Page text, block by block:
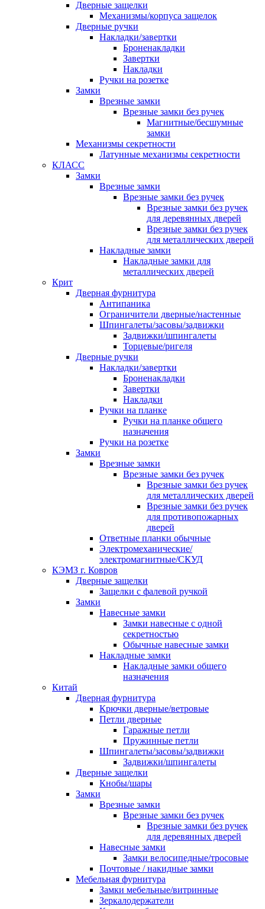
Дверные защелки
Механизмы/корпуса защелок
Дверные ручки
Накладки/завертки
Броненакладки
Завертки
Накладки
Ручки на розетке
Замки
Врезные замки
Врезные замки без ручек
Магнитные/бесшумные
замки
Механизмы секретности
Латунные механизмы секретности
КЛАСС
Замки
Врезные замки
Врезные замки без ручек
Врезные замки без ручек
для деревянных дверей
Врезные замки без ручек
для металлических дверей
Накладные замки
Накладные замки для
металлических дверей
Крит
Дверная фурнитура
Антипаника
Ограничители дверные/настенные
Шпингалеты/засовы/задвижки
Задвижки/шпингалеты
Торцевые/ригеля
Дверные ручки
Накладки/завертки
Броненакладки
Завертки
Накладки
Ручки на планке
Ручки на планке общего
назначения
Ручки на розетке
Замки
Врезные замки
Врезные замки без ручек
Врезные замки без ручек
для металлических дверей
Врезные замки без ручек
для противопожарных
дверей
Ответные планки обычные
Электромеханические/
электромагнитные/СКУД
КЭМЗ г. Ковров
Дверные защелки
Защелки с фалевой ручкой
Замки
Навесные замки
Замки навесные с одной
секретностью
Обычные навесные замки
Накладные замки
Накладные замки общего
назначения
Китай
Дверная фурнитура
Крючки дверные/ветровые
Петли дверные
Гаражные петли
Пружинные петли
Шпингалеты/засовы/задвижки
Задвижки/шпингалеты
Дверные защелки
Кнобы/шары
Замки
Врезные замки
Врезные замки без ручек
Врезные замки без ручек
для деревянных дверей
Навесные замки
Замки велосипедные/тросовые
Почтовые / накидные замки
Мебельная фурнитура
Замки мебельные/витринные
Зеркалодержатели